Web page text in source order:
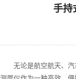
手持
无论是航空航天、汽车